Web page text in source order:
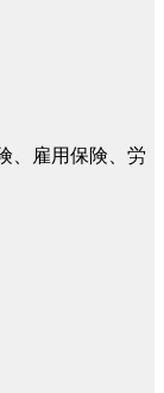
、雇用保険、労